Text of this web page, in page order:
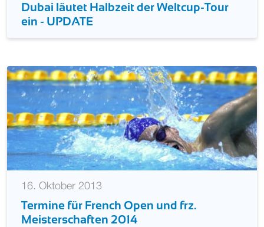
Dubai läutet Halbzeit der Weltcup-Tour
ein - UPDATE
16. Oktober 2013
Termine für French Open und frz.
Meisterschaften 2014